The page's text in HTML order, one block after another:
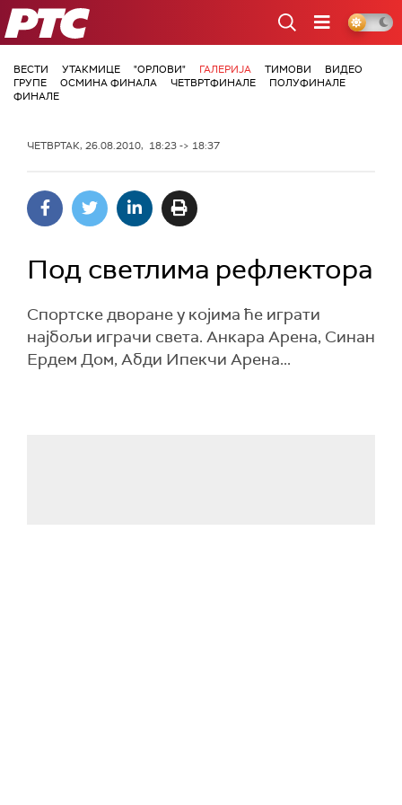
РТС
ВЕСТИ УТАКМИЦЕ "ОРЛОВИ" ГАЛЕРИЈА ТИМОВИ
ВИДЕО
ГРУПЕ
ОСМИНА ФИНАЛА ЧЕТВРТФИНАЛЕ
ПОЛУФИНАЛЕ
ФИНАЛЕ
ЧЕТВРТАК, 26.08.2010, 18:23 -> 18:37
Под светлима рефлектора
Спортске дворане у којима ће играти
најбољи играчи света. Анкара Арена, Синан
Ердем Дом, Абди Ипекчи Арена...